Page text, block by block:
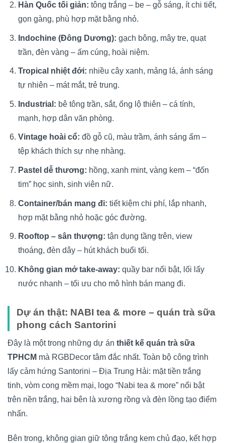
Hàn Quốc tối giản: tông trắng – be – gỗ sáng, ít chi tiết,
gọn gàng, phù hợp mặt bằng nhỏ.
Indochine (Đông Dương): gạch bông, mây tre, quạt
trần, đèn vàng – ấm cúng, hoài niệm.
Tropical nhiệt đới: nhiều cây xanh, mảng lá, ánh sáng
tự nhiên – mát mắt, trẻ trung.
Industrial: bê tông trần, sắt, ống lộ thiên – cá tính,
mạnh, hợp dân văn phòng.
Vintage hoài cổ: đồ gỗ cũ, màu trầm, ánh sáng ấm –
tệp khách thích sự nhẹ nhàng.
Pastel dễ thương: hồng, xanh mint, vàng kem – “đốn
tim” học sinh, sinh viên nữ.
Container/bán mang đi: tiết kiệm chi phí, lắp nhanh,
hợp mặt bằng nhỏ hoặc góc đường.
Rooftop – sân thượng: tận dụng tầng trên, view
thoáng, đèn dây – hút khách buổi tối.
Không gian mở take-away: quầy bar nổi bật, lối lấy
nước nhanh – tối ưu cho mô hình bán mang đi.
Dự án thật: NABI tea & more – quán trà sữa
phong cách Santorini
Đây là một trong những dự án thiết kế quán trà sữa
TPHCM mà RGBDecor tâm đắc nhất. Toàn bộ công trình
lấy cảm hứng Santorini – Địa Trung Hải: mặt tiền trắng
tinh, vòm cong mềm mại, logo “Nabi tea & more” nổi bật
trên nền trắng, hai bên là xương rồng và đèn lồng tạo điểm
nhấn.
Bên trong, không gian giữ tông trắng kem chủ đạo, kết hợp